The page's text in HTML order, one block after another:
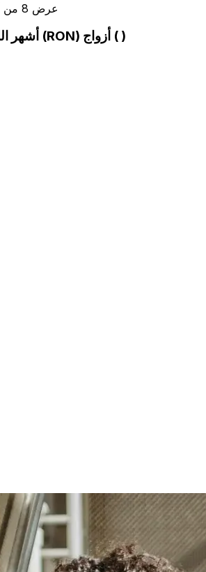
عرض 8 من أزواج العملات الشائعة
أشهر الليو الجديد الروماني (RON) أزواج ( )